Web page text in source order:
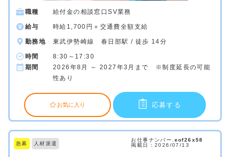
職種 給付金の相談窓口SV業務
給与 時給1,700円＋交通費全額支給
勤務地 東武伊勢崎線 春日部駅 / 徒歩 14分
時間
8:30～17:30
期間
2026年8月 ～ 2027年3月まで ※制度延長の可能
性あり
お気に入り 応募する
急募 人材派遣
お仕事ナンバー. eof26x58
掲載日：2026/07/13